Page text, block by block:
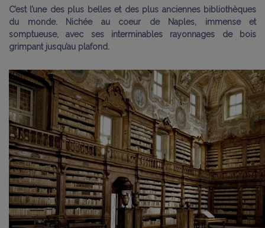
C’est l’une des plus belles et des plus anciennes bibliothèques
du monde. Nichée au coeur de Naples,
immense et
somptueuse, avec ses interminables rayonnages de bois
grimpant jusqu’au plafond.